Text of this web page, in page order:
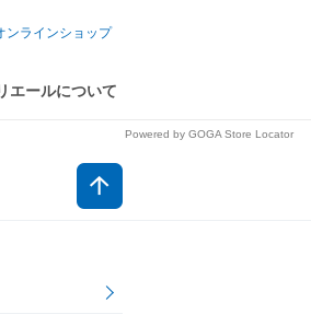
エールについて
ンラインショップ
Powered by GOGA Store Locator